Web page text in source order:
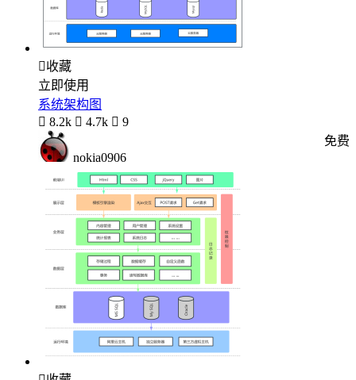
收藏
立即使用
系统架构图
 8.2k  4.7k  9
nokia0906
免费